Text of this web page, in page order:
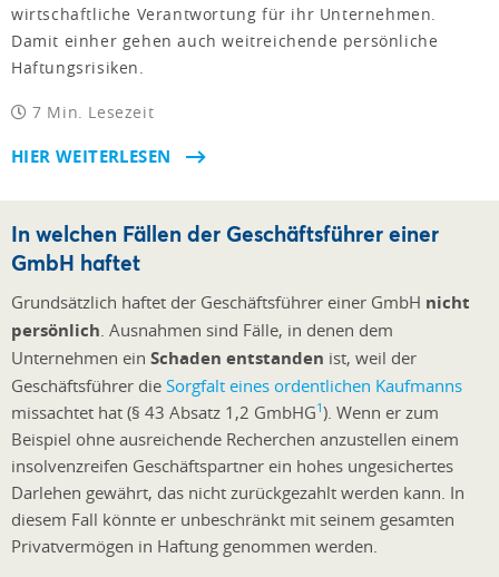
wirtschaftliche Verantwortung für ihr Unternehmen.
Damit einher gehen auch weitreichende persönliche
Haftungsrisiken.
7 Min. Lesezeit
HIER WEITERLESEN
In welchen Fällen der Geschäftsführer einer
GmbH haftet
Grundsätzlich haftet der Geschäftsführer einer GmbH nicht
persönlich . Ausnahmen sind Fälle, in denen dem
Unternehmen ein Schaden entstanden ist, weil der
Geschäftsführer die Sorgfalt eines ordentlichen Kaufmanns
missachtet hat (§ 43 Absatz 1,2 GmbHG1). Wenn er zum
Beispiel ohne ausreichende Recherchen anzustellen einem
insolvenzreifen Geschäftspartner ein hohes ungesichertes
Darlehen gewährt, das nicht zurückgezahlt werden kann. In
diesem Fall könnte er unbeschränkt mit seinem gesamten
Privatvermögen in Haftung genommen werden.